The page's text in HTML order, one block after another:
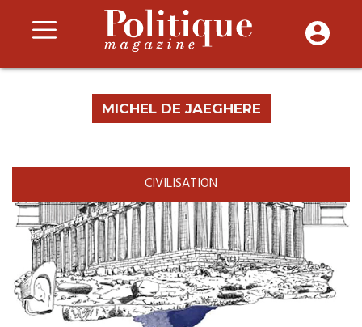
MICHEL DE JAEGHERE
CIVILISATION